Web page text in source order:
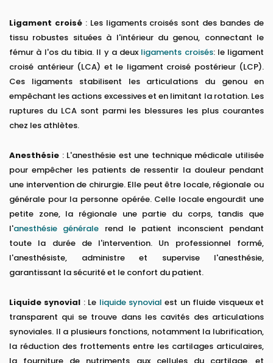
Ligament croisé: Les ligaments croisés sont des bandes de
tissu robustes situées à l'intérieur du genou, connectant le
fémur à l'os du tibia. Il y a deux ligaments croisés: le ligament
croisé antérieur (LCA) et le ligament croisé postérieur (LCP).
Ces ligaments stabilisent les articulations du genou en
empêchant les actions excessives et en limitant la rotation. Les
ruptures du LCA sont parmi les blessures les plus courantes
chez les athlètes.
Anesthésie : L'anesthésie est une technique médicale utilisée
pour empêcher les patients de ressentir la douleur pendant
une intervention de chirurgie. Elle peut être locale, régionale ou
générale pour la personne opérée. Celle locale engourdit une
petite zone, la régionale une partie du corps, tandis que
l'anesthésie générale rend le patient inconscient pendant
toute la durée de l'intervention. Un professionnel formé,
l'anesthésiste, administre et supervise l'anesthésie,
garantissant la sécurité et le confort du patient.
Liquide synovial : Le liquide synovial est un fluide visqueux et
transparent qui se trouve dans les cavités des articulations
synoviales. Il a plusieurs fonctions, notamment la lubrification,
la réduction des frottements entre les cartilages articulaires,